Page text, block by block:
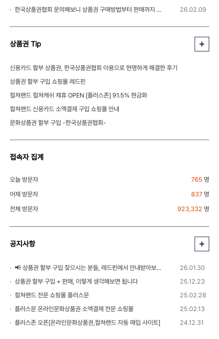
한국상품권협회 문의해보니 상품권 구매방법부터 판매까지 안내 받을 수 있었습니다
26.02.09
상품권 Tip
신용카드 할부 상품권, 한국상품권협회 이용으로 현명하게 해결한 후기
상품권 할부 구입 쇼핑몰 레드핀
컬쳐랜드 컬쳐캐쉬 제휴 OPEN [플러스존] 91.5% 현금화
컬쳐랜드 신용카드 소액결제 구입 쇼핑몰 안내
문화상품권 할부 구입 -한국상품권협회-
접속자 집계
오늘 방문자 765 명
어제 방문자
837 명
전체 방문자
923,332 명
공지사항
📢 상품권 할부 구입 찾으시는 분들, 레드핀에서 안내받아보세요!
26.01.30
상품권 할부 구입 + 판매, 이렇게 생각해보면 됩니다
25.12.23
컬쳐랜드 전문 쇼핑몰 플러스문
25.02.28
플러스문 온라인문화상품권 소액결제 전문 쇼핑몰
25.02.13
플러스존 오픈[온라인문화상품권,컬쳐랜드 자동 매입 사이트]
24.12.31